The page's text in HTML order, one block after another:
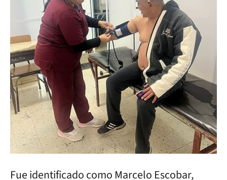
Fue identificado como Marcelo Escobar,